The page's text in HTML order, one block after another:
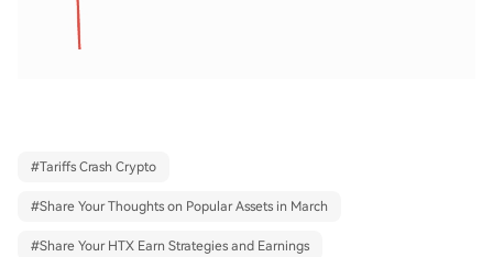
#Tariffs Crash Crypto
#Share Your Thoughts on Popular Assets in March
#Share Your HTX Earn Strategies and Earnings